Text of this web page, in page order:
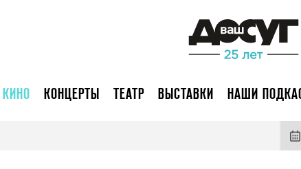
КИНО КОНЦЕРТЫ ТЕАТР ВЫСТАВКИ НАШИ